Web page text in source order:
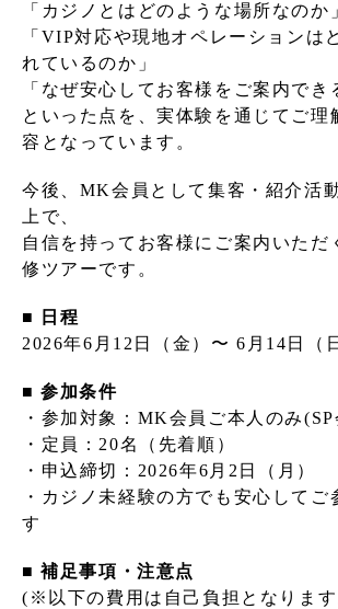
「カジノとはどのような場所なのか
「VIP対応や現地オペレーションは
れているのか」
「なぜ安心してお客様をご案内でき
といった点を、実体験を通じてご理
容となっています。
今後、MK会員として集客・紹介活
上で、
自信を持ってお客様にご案内いただ
修ツアーです。
■ 日程
2026年6月12日（金）〜 6月14日（
■ 参加条件
・参加対象：MK会員ご本人のみ
・定員：20名（先着順）
・申込締切：2026年6月2日（月）
・カジノ未経験の方でも安心してご
す
■ 補足事項・注意点
(※以下の費用は自己負担となりま